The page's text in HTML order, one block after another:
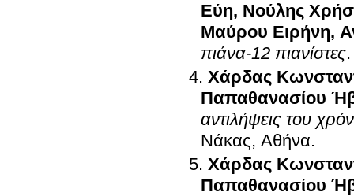
Εύη, Νούλης
Μαύρου Ειρήνη,
πιάνα-12 πιανίστες
Χάρδας
Παπαθανασίου
αντιλήψεις του
Νάκας, Αθήνα.
Χάρδας
Παπαθανασίου